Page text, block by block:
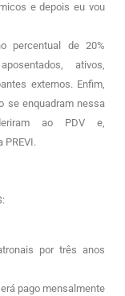
e depois eu vou
percentual de 20%
ativos,
externos. Enfim,
se enquadram nessa
ao PDV e,
PREVI.
por três anos
pago mensalmente